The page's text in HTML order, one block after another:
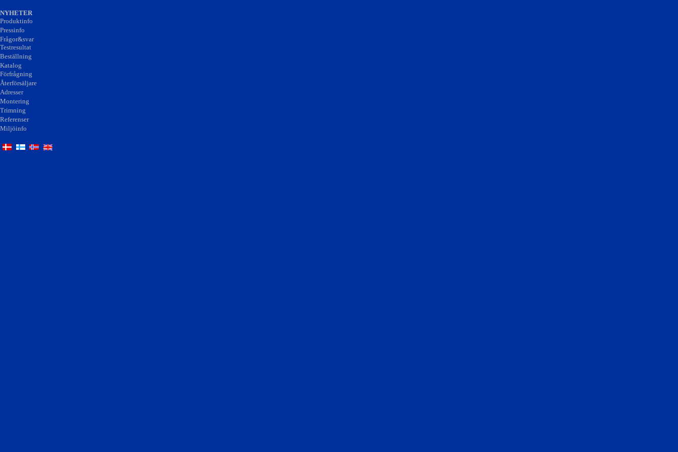
NYHETER
Produktinfo
Pressinfo
Frågor&svar
Testresultat
Beställning
Katalog
Förfrågning
Återförsäljare
Adresser
Montering
Trimning
Referenser
Miljöinfo